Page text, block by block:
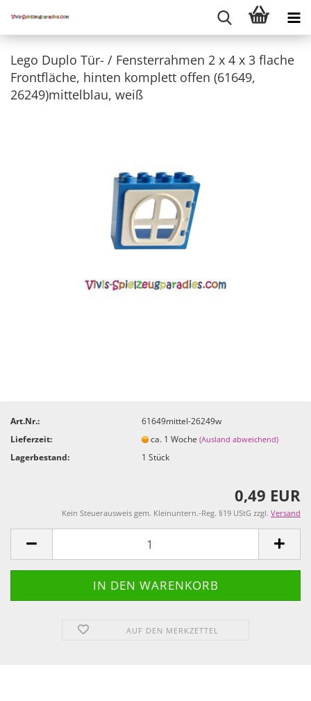
Lego Duplo Tür- / Fensterrahmen 2 x 4 x 3 flache
Frontfläche, hinten komplett offen (61649,
26249)mittelblau, weiß
Art.Nr.:
61649mittel-26249w
Lieferzeit:
ca. 1 Woche(Ausland abweichend)
Lagerbestand: 1Stück
0,49 EUR
Kein Steuerausweis gem. Kleinuntern.-Reg. §19 UStG zzgl. Versand
AUF DEN MERKZETTEL